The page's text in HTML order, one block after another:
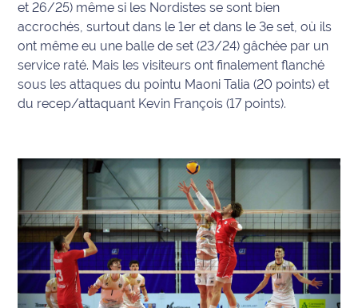
Météo
Politique
Santé
National
International
Défense
Municipales
et 26/25) même si les Nordistes se sont bien
accrochés, surtout dans le 1er et dans le 3e set, où ils
ont même eu une balle de set (23/24) gâchée par un
service raté. Mais les visiteurs ont finalement flanché
sous les attaques du pointu Maoni Talia (20 points) et
du recep/attaquant Kevin François (17 points).